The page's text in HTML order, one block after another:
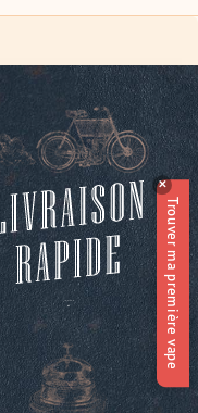
✕
Trouver ma première vape